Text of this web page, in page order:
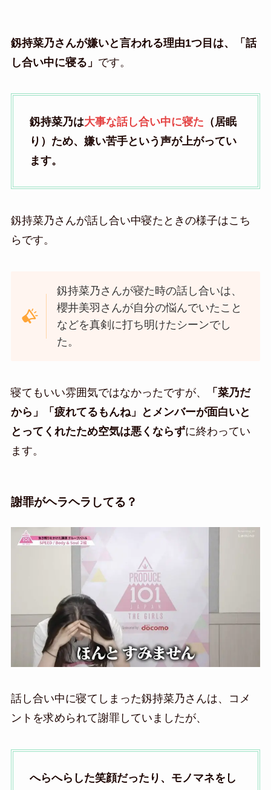
釼持菜乃さんが嫌いと言われる理由1つ目は、「話
し合い中に寝る」 です。
釼持菜乃は大事な話し合い中に寝た （居眠
り）ため、嫌い苦手という声が上がってい
ます。
釼持菜乃さんが話し合い中寝たときの様子はこち
らです。
釼持菜乃さんが寝た時の話し合いは、
櫻井美羽さんが自分の悩んでいたこと
などを真剣に打ち明けたシーンでし
た。
寝てもいい雰囲気ではなかったですが、
「菜乃だ
から」「疲れてるもんね」とメンバーが面白いと
とってくれたため空気は悪くならずに終わってい
ます。
謝罪がヘラヘラしてる？
話し合い中に寝てしまった釼持菜乃さんは、コメ
ントを求められて謝罪していましたが、
へらへらした笑顔だったり、モノマネをし